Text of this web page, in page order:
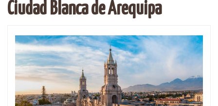
Ciudad Blanca de Arequipa